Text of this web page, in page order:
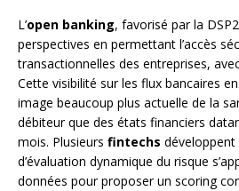
L’open banking, favorisé par la
perspectives en permettant l’accès
transactionnelles des entreprises,
Cette visibilité sur les flux bancaires
image beaucoup plus actuelle de la
débiteur que des états financiers
mois. Plusieurs fintechs
d’évaluation dynamique du risque
données pour proposer un scoring